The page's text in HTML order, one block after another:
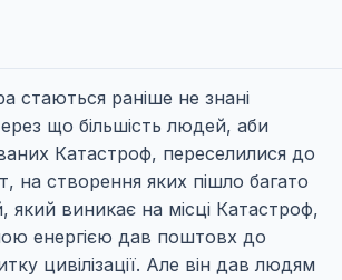
стаються раніше не знані
що більшість людей, аби
Катастроф, переселилися до
на створення яких пішло багато
який виникає на місці Катастроф,
енергією дав поштовх до
цивілізації. Але він дав людям